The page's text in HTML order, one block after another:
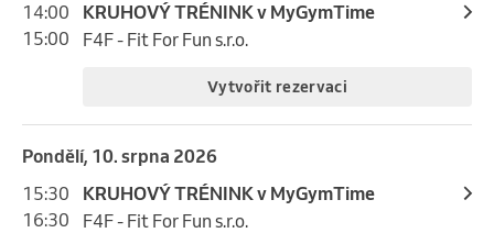
350 Kč
18:00
Studio Vital Woman
350 Kč
14:00
15:00
KRUHOVÝ TRÉNINK v MyGymTime
F4F - Fit For Fun s.r.o.
Vytvořit rezervaci
pondělí, 10. srpna 2026
15:30
16:30
KRUHOVÝ TRÉNINK v MyGymTime
F4F - Fit For Fun s.r.o.